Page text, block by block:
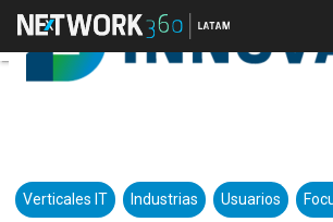
Verticales IT Industrias Usuarios